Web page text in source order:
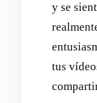
y se
tus